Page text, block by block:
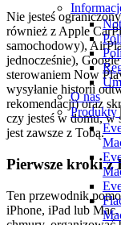
O nas
Produkty
Nie jesteś
również z Apple
samochodowy),
jednocześnie),
sterowaniem Now
wysyłanie historii
rekomendacji) oraz
czy jesteś w domu, w
jest zawsze z Tobą.
Pierwsze kroki z
Ten przewodnik
iPhone, iPad lub